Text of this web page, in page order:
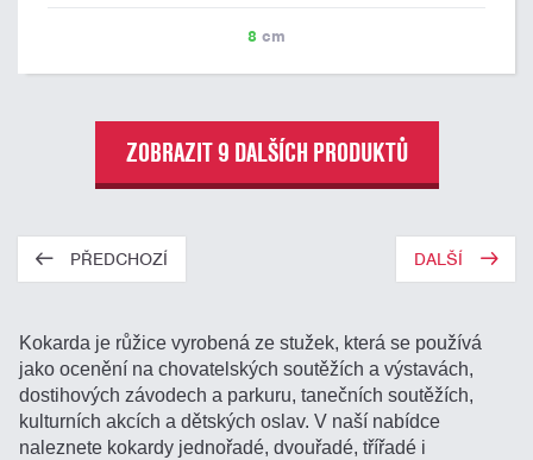
8 cm
ZOBRAZIT 9 DALŠÍCH PRODUKTŮ
PŘEDCHOZÍ DALŠÍ
Kokarda je růžice vyrobená ze stužek, která se používá
jako ocenění na chovatelských soutěžích a výstavách,
dostihových závodech a parkuru, tanečních soutěžích,
kulturních akcích a dětských oslav. V naší nabídce
naleznete kokardy jednořadé, dvouřadé, třířadé i